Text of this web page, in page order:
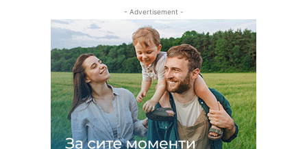
- Advertisement -